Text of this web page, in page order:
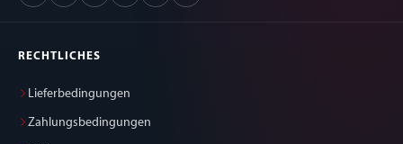
RECHTLICHES
Lieferbedingungen
Zahlungsbedingungen